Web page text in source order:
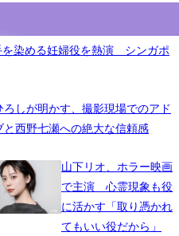
を染める妊婦役を熱演 シンガポ
ろしが明かす、撮影現場でのアド
と西野七瀬への絶大な信頼感
山下リオ、ホラー映画
で主演 心霊現象も役
に活かす「取り憑かれ
てもいい役だから」